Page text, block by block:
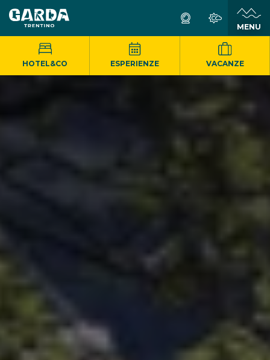
MENU
HOTEL&CO ESPERIENZE VACANZE